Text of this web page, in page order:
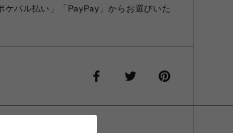
ケパル払い」「PayPay」からお選びいた